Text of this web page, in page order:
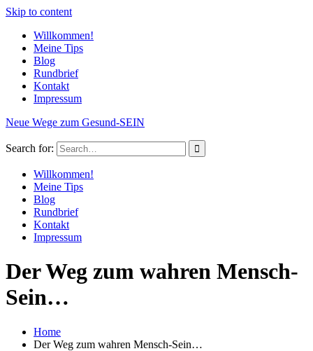
Skip to content
Willkommen!
Meine Tips
Blog
Rundbrief
Kontakt
Impressum
Neue Wege zum Gesund-SEIN
Search for:
Willkommen!
Meine Tips
Blog
Rundbrief
Kontakt
Impressum
Der Weg zum wahren Mensch-
Sein…
Home
Der Weg zum wahren Mensch-Sein…